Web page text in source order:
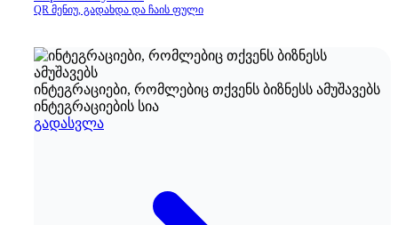
QR მენიუ, გადახდა და ჩაის ფული
ინტეგრაციები, რომლებიც თქვენს ბიზნესს ამუშავებს
ინტეგრაციების სია
გადასვლა